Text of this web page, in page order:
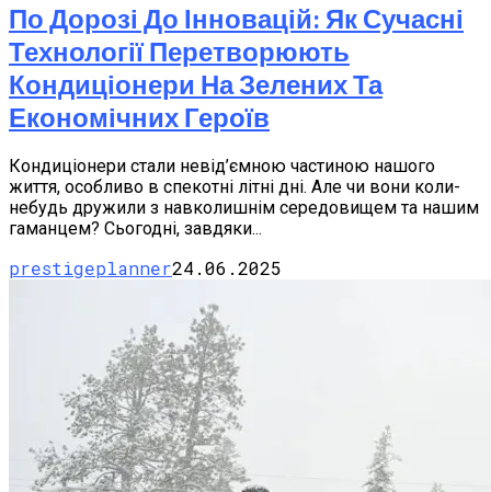
По Дорозі До Інновацій: Як Сучасні
Технології Перетворюють
Кондиціонери На Зелених Та
Економічних Героїв
Кондиціонери стали невід’ємною частиною нашого
життя, особливо в спекотні літні дні. Але чи вони коли-
небудь дружили з навколишнім середовищем та нашим
гаманцем? Сьогодні, завдяки...
prestigeplanner24.06.2025